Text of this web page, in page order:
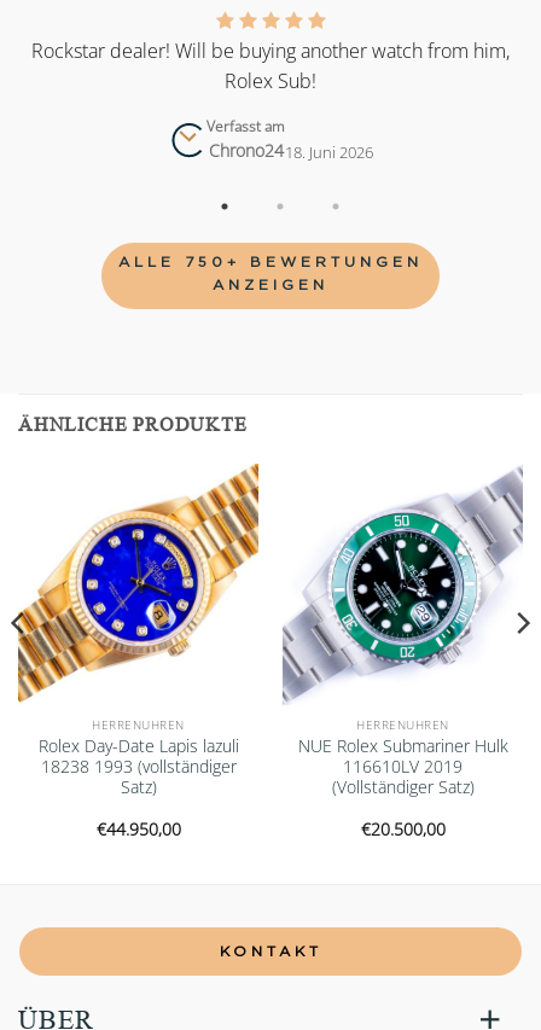
Rockstar dealer! Will be buying another watch from him,
Rolex Sub!
Verfasst am
Chrono2418. Juni 2026
ALLE 750+ BEWERTUNGEN
ANZEIGEN
ÄHNLICHE PRODUKTE
Add to
wishlist
HERRENUHREN
Rolex Day-Date Lapis lazuli
18238 1993 (vollständiger
Satz)
€44.950,00
Add to
wishlist
HERRENUHREN
NUE Rolex Submariner Hulk
116610LV 2019
(Vollständiger Satz)
€20.500,00
KONTAKT
ÜBER